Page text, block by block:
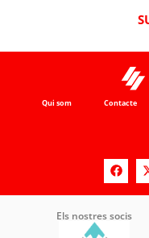
Qui som Contacte
Els nostres socis